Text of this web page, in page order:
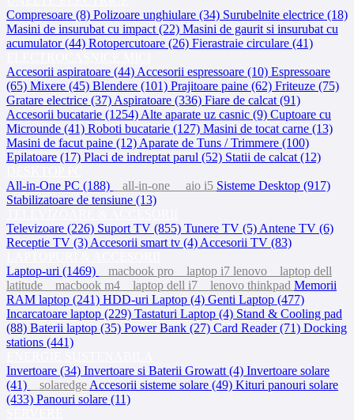
Compresoare (8) Polizoare unghiulare (34) Surubelnite electrice (18)
Masini de insurubat cu impact (22) Masini de gaurit si insurubat cu
acumulator (44) Rotopercutoare (26) Fierastraie circulare (41)
Accesorii aspiratoare (44) Accesorii espressoare (10) Espressoare
(65) Mixere (45) Blendere (101) Prajitoare paine (62) Friteuze (75)
Gratare electrice (37) Aspiratoare (336) Fiare de calcat (91)
Accesorii bucatarie (1254) Alte aparate uz casnic (9) Cuptoare cu
Microunde (41) Roboti bucatarie (127) Masini de tocat carne (13)
Masini de facut paine (12) Aparate de Tuns / Trimmere (100)
Epilatoare (17) Placi de indreptat parul (52) Statii de calcat (12)
All-in-One PC (188)
all-in-one aio i5 Sisteme Desktop (917)
Stabilizatoare de tensiune (13)
Televizoare (226) Suport TV (855) Tunere TV (5) Antene TV (6)
Receptie TV (3) Accesorii smart tv (4) Accesorii TV (83)
Laptop-uri (1469)
macbook pro laptop i7 lenovo
laptop dell
latitude
macbook m4 laptop dell i7 lenovo thinkpad Memorii
RAM laptop (241) HDD-uri Laptop (4) Genti Laptop (477)
Incarcatoare laptop (229) Tastaturi Laptop (4) Stand & Cooling pad
(88) Baterii laptop (35) Power Bank (27) Card Reader (71) Docking
stations (441)
Invertoare (34) Invertoare si Baterii Growatt (4) Invertoare solare
(41)
solaredge Accesorii sisteme solare (49) Kituri panouri solare
(433) Panouri solare (11)